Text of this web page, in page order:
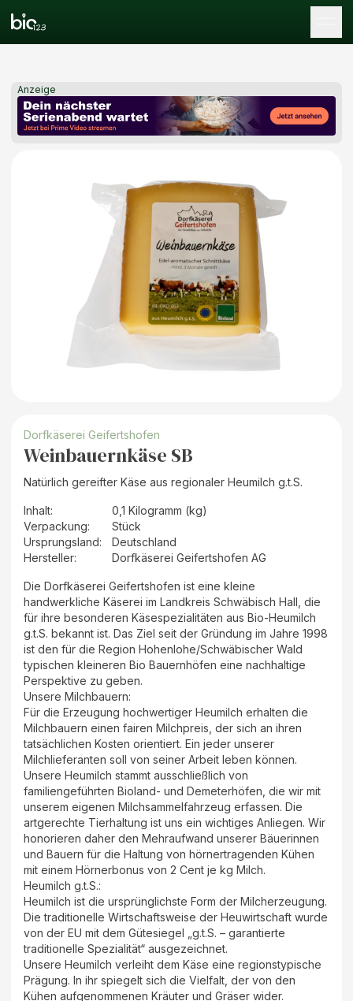
Anzeige
Dorfkäserei Geifertshofen
Weinbauernkäse SB
Natürlich gereifter Käse aus regionaler Heumilch g.t.S.
Inhalt:
0,1 Kilogramm (kg)
Verpackung:
Stück
Ursprungsland:
Deutschland
Hersteller: Dorfkäserei Geifertshofen AG
Die Dorfkäserei Geifertshofen ist eine kleine
handwerkliche Käserei im Landkreis Schwäbisch Hall, die
für ihre besonderen Käsespezialitäten aus Bio-Heumilch
g.t.S. bekannt ist. Das Ziel seit der Gründung im Jahre 1998
ist den für die Region Hohenlohe/Schwäbischer Wald
typischen kleineren Bio Bauernhöfen eine nachhaltige
Perspektive zu geben.
Unsere Milchbauern:
Für die Erzeugung hochwertiger Heumilch erhalten die
Milchbauern einen fairen Milchpreis, der sich an ihren
tatsächlichen Kosten orientiert. Ein jeder unserer
Milchlieferanten soll von seiner Arbeit leben können.
Unsere Heumilch stammt ausschließlich von
familiengeführten Bioland- und Demeterhöfen, die wir mit
unserem eigenen Milchsammelfahrzeug erfassen. Die
artgerechte Tierhaltung ist uns ein wichtiges Anliegen. Wir
honorieren daher den Mehraufwand unserer Bäuerinnen
und Bauern für die Haltung von hörnertragenden Kühen
mit einem Hörnerbonus von 2 Cent je kg Milch.
Heumilch g.t.S.:
Heumilch ist die ursprünglichste Form der Milcherzeugung.
Die traditionelle Wirtschaftsweise der Heuwirtschaft wurde
von der EU mit dem Gütesiegel „g.t.S. – garantierte
traditionelle Spezialität“ ausgezeichnet.
Unsere Heumilch verleiht dem Käse eine regionstypische
Prägung. In ihr spiegelt sich die Vielfalt, der von den
Kühen aufgenommenen Kräuter und Gräser wider.